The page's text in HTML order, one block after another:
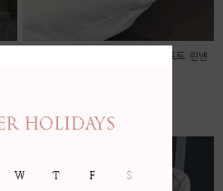
*오늘특가! 56000->53000 * 소프트 린넨